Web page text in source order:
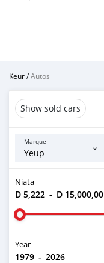
Keur/Autos
Show sold cars
Marque
Niata
D 5,222 - D
Year
1979 - 2026